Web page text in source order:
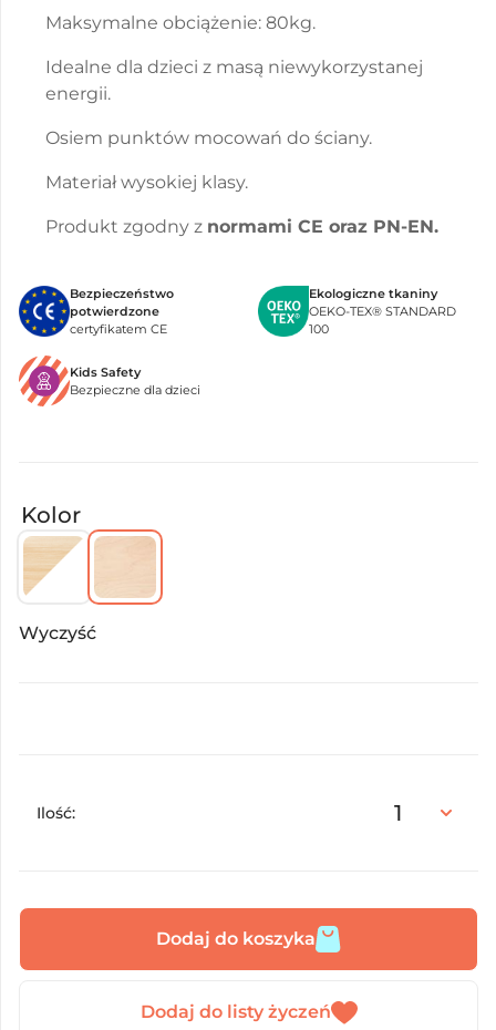
Maksymalne obciążenie: 80kg.
Idealne dla dzieci z masą niewykorzystanej
energii.
Osiem punktów mocowań do ściany.
Materiał wysokiej klasy.
Produkt zgodny z normami CE oraz PN-EN.
Bezpieczeństwo
potwierdzone
certyfikatem CE
Ekologiczne tkaniny
OEKO-TEX® STANDARD
100
Kids Safety
Bezpieczne dla dzieci
Kolor
Wyczyść
Ilość:
Dodaj do koszyka